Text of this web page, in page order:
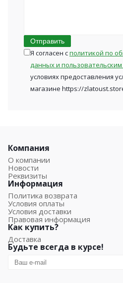
Отправить
Я согласен сполитикой по
данных и
условиях предоставления
магазине https://
Компания
О компании
Новости
Реквизиты
Информация
Политика возврата
Условия оплаты
Условия доставки
Правовая информация
Как купить?
Доставка
Будьте всегда в курсе!